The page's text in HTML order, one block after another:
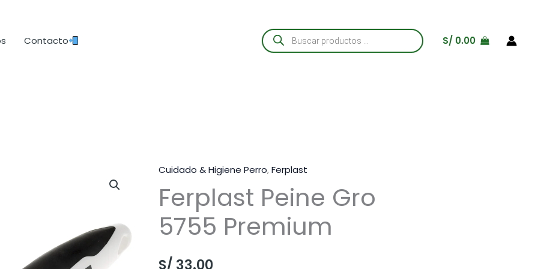
Contacto
Búsqueda
de
productos
S/ 0.00
Cuidado & Higiene Perro,Ferplast
Ferplast Peine Gro
5755 Premium
S/ 33.00